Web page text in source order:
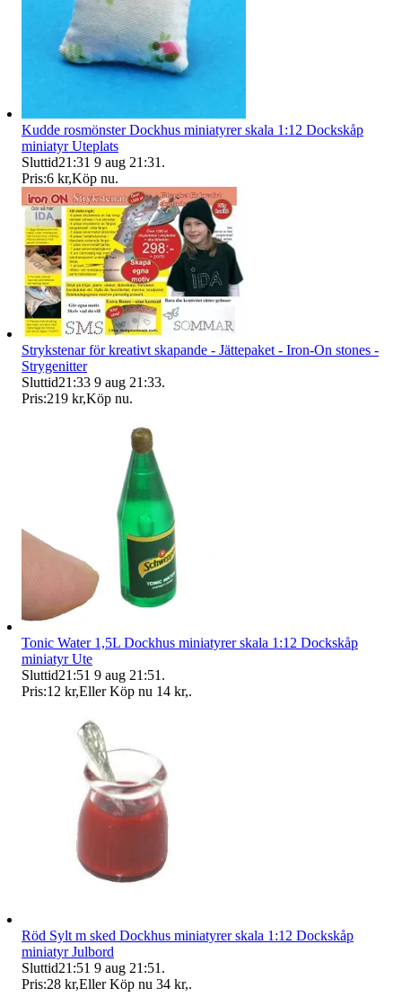
Kudde rosmönster Dockhus miniatyrer skala 1:12 Dockskåp
miniatyr Uteplats
Sluttid21:31 9 aug 21:31 .
Pris:6 kr,Köp nu.
Strykstenar för kreativt skapande - Jättepaket - Iron-On stones -
Strygenitter
Sluttid21:33 9 aug 21:33.
Pris:219 kr,Köp nu.
Tonic Water 1,5L Dockhus miniatyrer skala 1:12 Dockskåp
miniatyr Ute
Sluttid21:51 9 aug 21:51 .
Pris:12 kr,Eller Köp nu 14 kr,.
Röd Sylt m sked Dockhus miniatyrer skala 1:12 Dockskåp
miniatyr Julbord
Sluttid21:51 9 aug 21:51 .
Pris:28 kr,Eller Köp nu 34 kr,.